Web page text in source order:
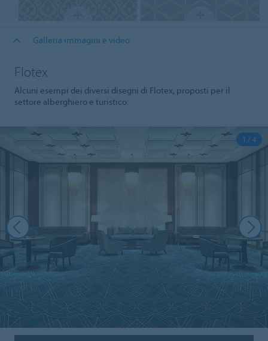
Galleria immagini e video
Flotex
Alcuni esempi dei diversi disegni di Flotex, proposti per il
settore alberghiero e turistico:
1 / 4